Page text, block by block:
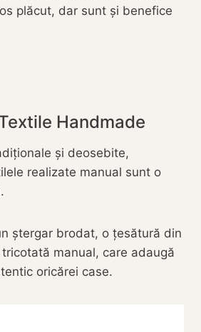
plăcut, dar sunt și benefice
Handmade
și deosebite,
realizate manual sunt o
ștergar brodat, o țesătură din
manual, care adaugă
oricărei case.